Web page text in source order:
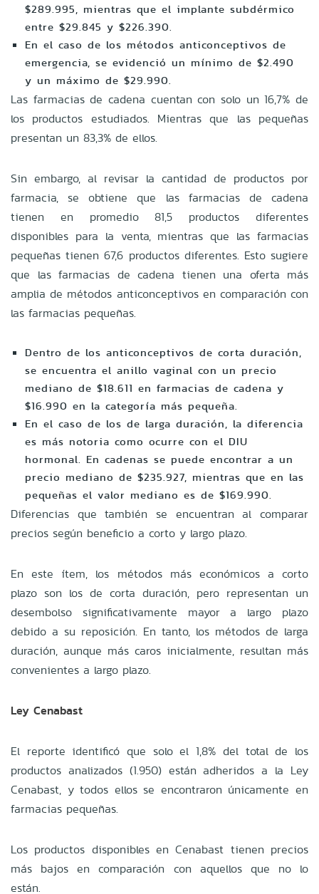
$289.995, mientras que el implante subdérmico
entre $29.845 y $226.390.
En el caso de los métodos anticonceptivos de
emergencia, se evidenció un mínimo de $2.490
y un máximo de $29.990.
Las farmacias de cadena cuentan con solo un 16,7% de
los productos estudiados. Mientras que las pequeñas
presentan un 83,3% de ellos.
Sin embargo, al revisar la cantidad de productos por
farmacia, se obtiene que las farmacias de cadena
tienen en promedio 81,5 productos diferentes
disponibles para la venta, mientras que las farmacias
pequeñas tienen 67,6 productos diferentes. Esto sugiere
que las farmacias de cadena tienen una oferta más
amplia de métodos anticonceptivos en comparación con
las farmacias pequeñas.
Dentro de los anticonceptivos de corta duración,
se encuentra el anillo vaginal con un precio
mediano de $18.611 en farmacias de cadena y
$16.990 en la categoría más pequeña.
En el caso de los de larga duración, la diferencia
es más notoria como ocurre con el DIU
hormonal. En cadenas se puede encontrar a un
precio mediano de $235.927, mientras que en las
pequeñas el valor mediano es de $169.990.
Diferencias que también se encuentran al comparar
precios según beneficio a corto y largo plazo.
En este ítem, los métodos más económicos a corto
plazo son los de corta duración, pero representan un
desembolso significativamente mayor a largo plazo
debido a su reposición. En tanto, los métodos de larga
duración, aunque más caros inicialmente, resultan más
convenientes a largo plazo.
Ley Cenabast
El reporte identificó que solo el 1,8% del total de los
productos analizados (1.950) están adheridos a la Ley
Cenabast, y todos ellos se encontraron únicamente en
farmacias pequeñas.
Los productos disponibles en Cenabast tienen precios
más bajos en comparación con aquellos que no lo
están.